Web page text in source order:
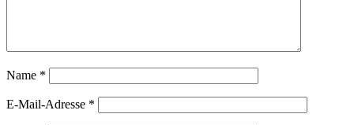
Name *
E-Mail-Adresse *